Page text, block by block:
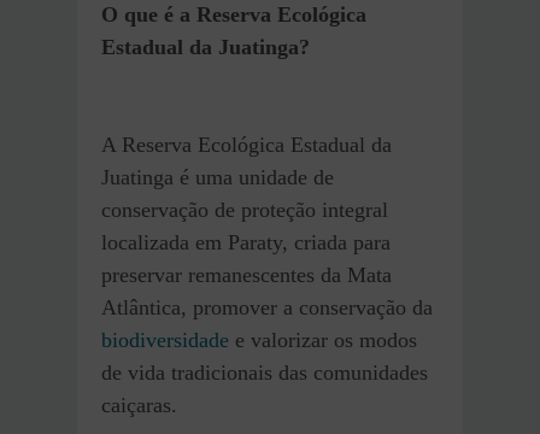
O que é a Reserva Ecológica
Estadual da Juatinga?
A Reserva Ecológica Estadual da
Juatinga é uma unidade de
conservação de proteção integral
localizada em Paraty, criada para
preservar remanescentes da Mata
Atlântica, promover a conservação da
biodiversidade e valorizar os modos
de vida tradicionais das comunidades
caiçaras.